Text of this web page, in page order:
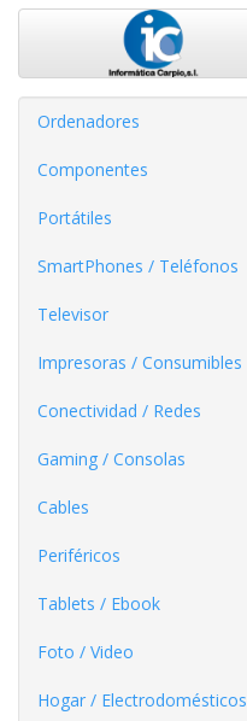
Ordenadores
Componentes
Portátiles
SmartPhones / Teléfonos
Televisor
Impresoras / Consumibles
Conectividad / Redes
Gaming / Consolas
Cables
Periféricos
Tablets / Ebook
Foto / Video
Hogar / Electrodomésticos